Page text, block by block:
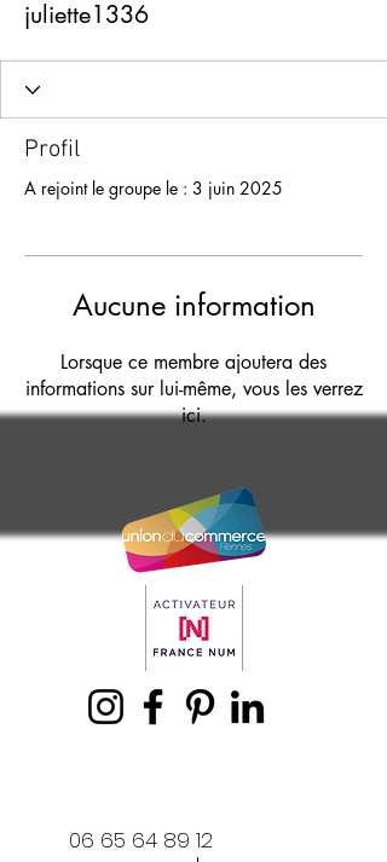
juliette1336
Profil
A rejoint le groupe le : 3 juin 2025
Aucune information
Lorsque ce membre ajoutera des
informations sur lui-même, vous les verrez
ici.
06 65 64 89 12